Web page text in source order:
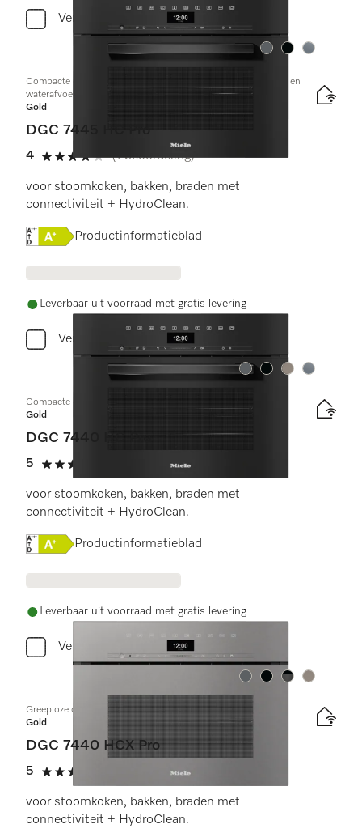
Vergelijken
Kleur:Kleur:Kleur:
Compacte combi-stoomoven met aansluiting voor vers water en
waterafvoer
Gold
DGC 7445 HC Pro
4
4 sterren op 5
(1 beoordeling)
voor stoomkoken, bakken, braden met
connectiviteit + HydroClean.
Online Label Flag, Energielabel
Productinformatieblad
Leverbaar uit voorraad met gratis levering
Vergelijken
Kleur:Kleur:Kleur:Kleur:
Compacte combi-stoomoven
Gold
DGC 7440 HC Pro
5
5 sterren op 5
(3 beoordelingen)
voor stoomkoken, bakken, braden met
connectiviteit + HydroClean.
Online Label Flag, Energielabel
Productinformatieblad
Leverbaar uit voorraad met gratis levering
Vergelijken
Kleur:Kleur:Kleur:Kleur:
Greeploze compacte combi-stoomoven
Gold
DGC 7440 HCX Pro
5
5 sterren op 5
(2 beoordelingen)
voor stoomkoken, bakken, braden met
connectiviteit + HydroClean.